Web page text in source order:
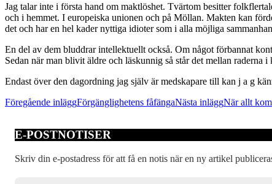
Jag talar inte i första hand om maktlöshet. Tvärtom besitter
och i hemmet. I europeiska unionen och på Möllan. Makten kan
det och har en hel kader nyttiga idioter som i alla möjliga
En del av dem bluddrar intellektuellt också. Om något förbannat
Sedan när man blivit äldre och läskunnig så står det mellan raderna
Endast över den dagordning jag själv är medskapare till kan j a g
Inläggsnavigering
Föregående inläggFörgänglighetens fåfängaNästa inläggNär allt
E-POSTNOTISER
Skriv din e-postadress för att få en notis när en ny artikel